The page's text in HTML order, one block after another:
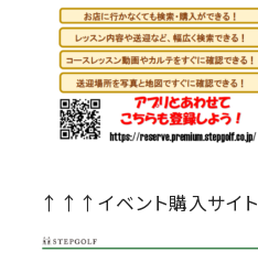
↑↑↑イベント購入サイト